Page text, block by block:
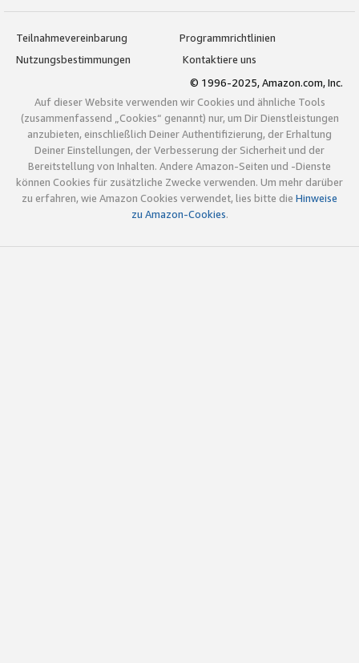
Teilnahmevereinbarung
Programmrichtlinien
Nutzungsbestimmungen
Kontaktiere uns
© 1996-2025, Amazon.com, Inc.
Auf dieser Website verwenden wir Cookies und ähnliche Tools
(zusammenfassend „Cookies“ genannt) nur, um Dir Dienstleistungen
anzubieten, einschließlich Deiner Authentifizierung, der Erhaltung
Deiner Einstellungen, der Verbesserung der Sicherheit und der
Bereitstellung von Inhalten. Andere Amazon-Seiten und -Dienste
können Cookies für zusätzliche Zwecke verwenden. Um mehr darüber
zu erfahren, wie Amazon Cookies verwendet, lies bitte die Hinweise
zu Amazon-Cookies.